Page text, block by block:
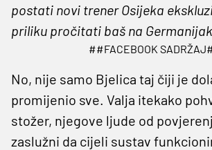
postati novi trener Osijeka
priliku pročitati baš na
##FACEBOOK
No, nije samo Bjelica taj čiji je
promijenio sve. Valja itekako
stožer, njegove ljude od
zaslužni da cijeli sustav